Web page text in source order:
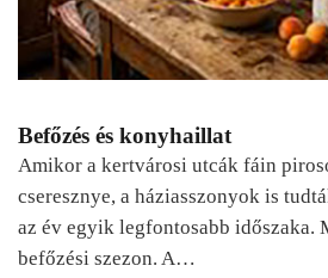
Befőzés és konyhaillat
Amikor a kertvárosi utcák fáin
cseresznye, a háziasszonyok is
az év egyik legfontosabb időszaka.
befőzési szezon. A…